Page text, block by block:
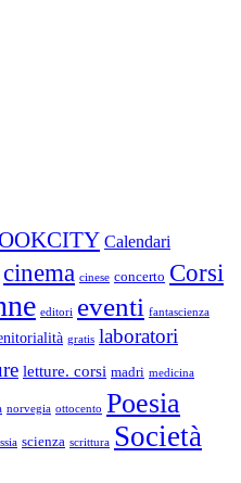
Calendari
cinema cinese concerto Corsi
editori eventi fantascienza
gratis laboratori
letture. corsi madri medicina
norvegia ottocento Poesia
scienza scrittura Società